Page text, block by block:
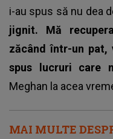
i-au spus să nu dea
jignit. Mă
zăcând într-un
spus lucruri care
Meghan la acea
MAI MULTE